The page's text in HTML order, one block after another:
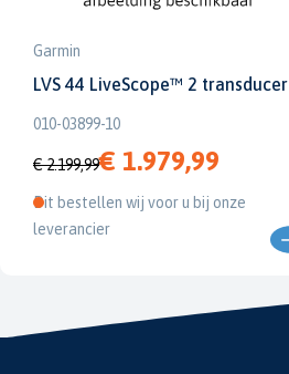
Garmin
LVS 44 LiveScope™ 2 transducer
010-03899-10
€ 2.199,99€ 1.979,99
Dit bestellen wij voor u bij onze
leverancier